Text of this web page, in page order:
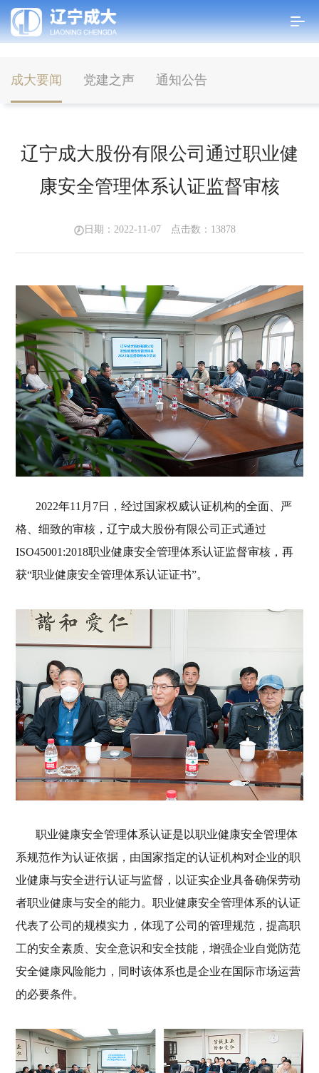
成大要闻 党建之声 通知公告
辽宁成大股份有限公司通过职业健
康安全管理体系认证监督审核
日期：2022-11-07 点击数： 13878
2022年11月7日，经过国家权威认证机构的全面、严
格、细致的审核，辽宁成大股份有限公司正式通过
ISO45001:2018职业健康安全管理体系认证监督审核，再
获“职业健康安全管理体系认证证书”。
职业健康安全管理体系认证是以职业健康安全管理体
系规范作为认证依据，由国家指定的认证机构对企业的职
业健康与安全进行认证与监督，以证实企业具备确保劳动
者职业健康与安全的能力。职业健康安全管理体系的认证
代表了公司的规模实力，体现了公司的管理规范，提高职
工的安全素质、安全意识和安全技能，增强企业自觉防范
安全健康风险能力，同时该体系也是企业在国际市场运营
的必要条件。